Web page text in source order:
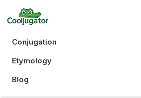
Conjugation
Etymology
Blog